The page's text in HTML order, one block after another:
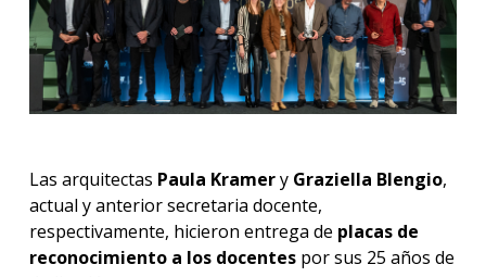
Las arquitectas Paula Kramery Graziella Blengio,
actual y anterior secretaria docente,
respectivamente, hicieron entrega de placas de
reconocimiento a los docentes por sus 25 años de